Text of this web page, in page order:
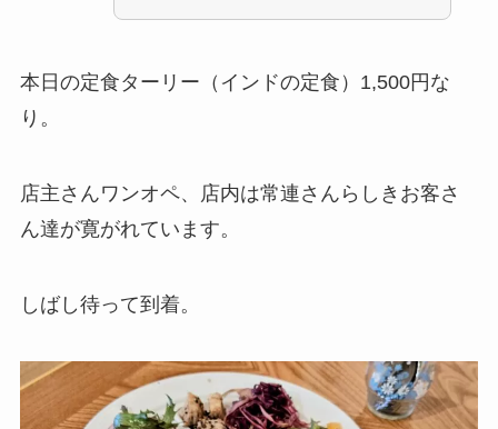
本日の定食ターリー（インドの定食）1,500円な
り。
店主さんワンオペ、店内は常連さんらしきお客さ
ん達が寛がれています。
しばし待って到着。